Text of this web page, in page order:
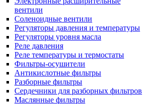
вентили
Соленоидные вентили
Регуляторы давления и температуры
Регуляторы уровня масла
Реле давления
Реле температуры и термостаты
Фильтры-осушители
Антикислотные фильтры
Разборные фильтры
Сердечники для разборных фильтров
Маслянные фильтры